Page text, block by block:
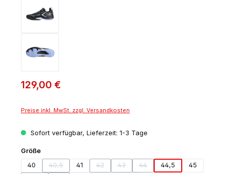
129,00 €
Preise inkl. MwSt. zzgl. Versandkosten
Sofort verfügbar, Lieferzeit: 1-3 Tage
Größeauswählen
40
40,5
(Diese Option ist zurzeit nicht verfügbar.)
41 42
(Diese Option ist zurzeit nicht verfügbar.)
43
(Diese Option ist zurzeit nicht
44
(Diese Option ist zurzeit nicht
44,5
45